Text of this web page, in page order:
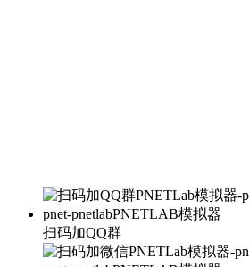
扫码加QQ群